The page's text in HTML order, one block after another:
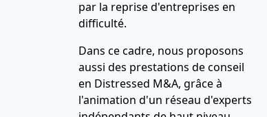
par la reprise d'entreprises en
difficulté.
Dans ce cadre, nous proposons
aussi des prestations de conseil
en Distressed M&A, grâce à
l'animation d'un réseau d'experts